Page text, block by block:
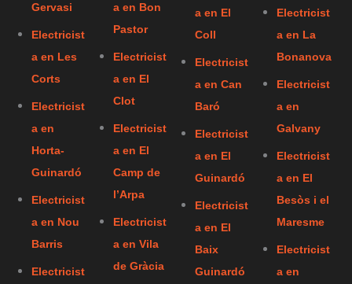
Gervasi
Electricist
a en Les
Corts
Electricist
a en
Horta-
Guinardó
Electricist
a en Nou
Barris
Electricist
a en Bon
Pastor
Electricist
a en El
Clot
Electricist
a en El
Camp de
l’Arpa
Electricist
a en Vila
de Gràcia
a en El
Coll
Electricist
a en Can
Baró
Electricist
a en El
Guinardó
Electricist
a en El
Baix
Guinardó
Electricist
a en La
Bonanova
Electricist
a en
Galvany
Electricist
a en El
Besòs i el
Maresme
Electricist
a en